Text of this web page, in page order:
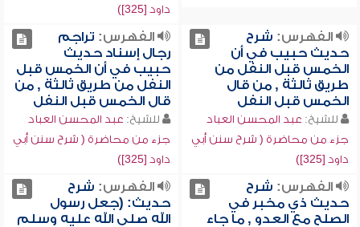
داود [325])
الفهرس: شرح
حديث حبيب في أن
الخمس قبل النفل من
طريق ثالثة , من قال
الخمس قبل النفل
للشيخ: عبد المحسن العباد
جزء من محاضرة ( شرح سنن أبي
داود [325])
الفهرس: تراجم
رجال إسناد حديث
حبيب في أن الخمس قبل
النفل من طريق ثالثة , من
قال الخمس قبل النفل
للشيخ: عبد المحسن العباد
جزء من محاضرة ( شرح سنن أبي
داود [325])
الفهرس: شرح
حديث ذي مخبر في
الصلح مع العدو , ما جاء
الفهرس: شرح
حديث: (جعل رسول
الله صلى الله عليه وسلم